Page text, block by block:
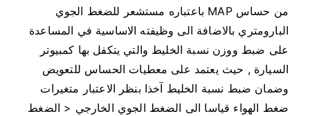
من حساس MAP باعتباره مستشعر للضغط الجوي
البارومتري بالاضافة الى وظيفته الاساسية في المساعدة
على ضبط ووزن نسبة الخليط والتي يتكفل بها كمبيوتر
السيارة , حيث يعتمد على معطيات الحساس للتعويض
وضمان ضبط نسبة الخليط آخذا بنظر الاعتبار متغيرات
ضغط الهواء قياسا الى الضغط الجوي الخارجي < الضغط